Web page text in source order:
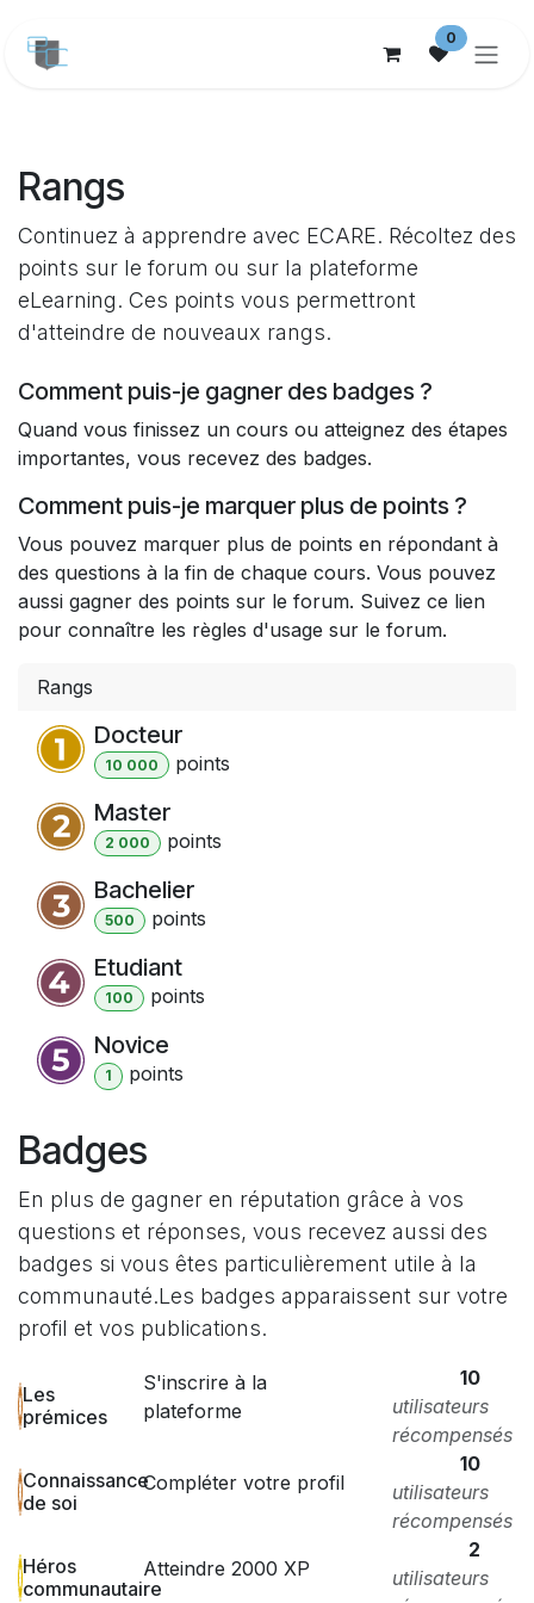
0
Rangs
Continuez à apprendre avec ECARE. Récoltez des
points sur le forum ou sur la plateforme
eLearning. Ces points vous permettront
d'atteindre de nouveaux rangs.
Comment puis-je gagner des badges ?
Quand vous finissez un cours ou atteignez des étapes
importantes, vous recevez des badges.
Comment puis-je marquer plus de points ?
Vous pouvez marquer plus de points en répondant à
des questions à la fin de chaque cours. Vous pouvez
aussi gagner des points sur le forum. Suivez ce lien
pour connaître les règles d'usage sur le forum.
Rangs
Docteur
10 000 points
Master
2 000 points
Bachelier
500 points
Etudiant
100 points
Novice
1 points
Badges
En plus de gagner en réputation grâce à vos
questions et réponses, vous recevez aussi des
badges si vous êtes particulièrement utile à la
communauté.Les badges apparaissent sur votre
profil et vos publications.
Les
prémices
S'inscrire à la
plateforme
10
utilisateurs
récompensés
Connaissance
de soi
Compléter votre profil
10
utilisateurs
récompensés
Héros
communautaire
Atteindre 2000 XP
2
utilisateurs